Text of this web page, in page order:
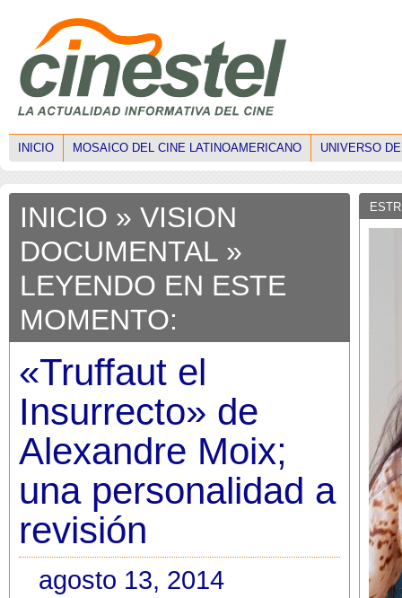
INICIO MOSAICO DEL CINE LATINOAMERICANO UNIVERSO
INICIO » VISION
DOCUMENTAL »
LEYENDO EN ESTE
MOMENTO:
«Truffaut el
Insurrecto» de
Alexandre Moix;
una personalidad a
revisión
agosto 13, 2014